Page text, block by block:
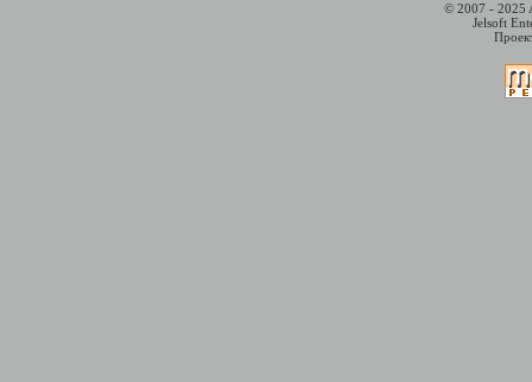
© 2007 - 2025
Jelsoft